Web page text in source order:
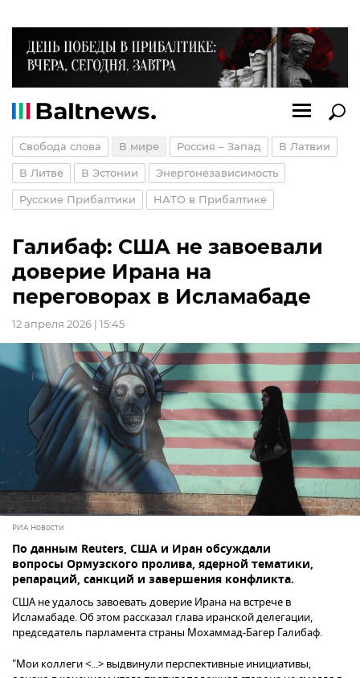
Свобода слова В мире Россия – Запад В Латвии
В Литве В Эстонии Энергонезависимость
Русские Прибалтики НАТО в Прибалтике
Галибаф: США не завоевали
доверие Ирана на
переговорах в Исламабаде
12 апреля 2026 | 15:45
РИА Новости
По данным Reuters, США и Иран обсуждали
вопросы Ормузского пролива, ядерной тематики,
репараций, санкций и завершения конфликта.
США не удалось завоевать доверие Ирана на встрече в
Исламабаде. Об этом рассказал глава иранской делегации,
председатель парламента страны Мохаммад-Багер Галибаф.
"Мои коллеги <...> выдвинули перспективные инициативы,